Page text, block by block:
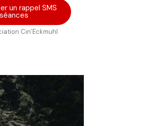
un rappel SMS
Cin’Eckmuhl